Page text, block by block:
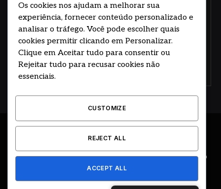
Concorde com nossos termos e acordo de
© 2026 DESENVOLVIDO POR HOSTING PRIME BRASIL
ÚLTIMAS NOTÍCIAS DESTAQUES
CIDADE E REGIÃO
EDITORIAL EVENTOS
Os cookies nos ajudam a melhorar sua
experiência, fornecer conteúdo personalizado e
analisar o tráfego. Você pode escolher quais
cookies permitir clicando em Personalizar.
Clique em Aceitar tudo para consentir ou
Rejeitar tudo para recusar cookies não
essenciais.
CUSTOMIZE
REJECT ALL
ACCEPT ALL